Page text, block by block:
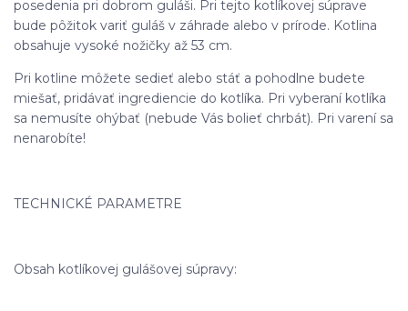
posedenia pri dobrom guláši. Pri tejto kotlíkovej súprave
bude pôžitok variť guláš v záhrade alebo v prírode. Kotlina
obsahuje vysoké nožičky až 53 cm.
Pri kotline môžete sedieť alebo stáť a pohodlne budete
miešať, pridávať ingrediencie do kotlíka. Pri vyberaní kotlíka
sa nemusíte ohýbať (nebude Vás bolieť chrbát). Pri varení sa
nenarobíte!
TECHNICKÉ PARAMETRE
Obsah kotlíkovej gulášovej súpravy: